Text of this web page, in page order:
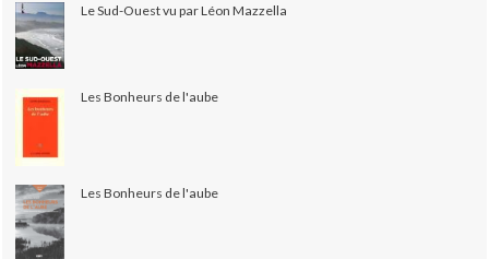
Le Sud-Ouest vu par Léon Mazzella
Les Bonheurs de l'aube
Les Bonheurs de l'aube